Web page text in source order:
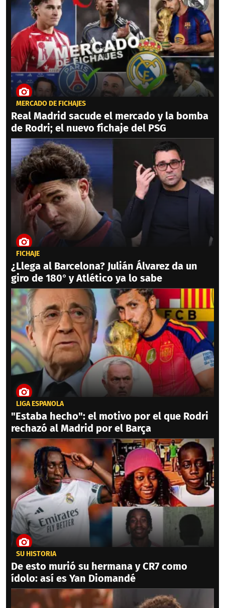
MERCADO DE FICHAJES
Real Madrid sacude el mercado y la bomba
de Rodri; el nuevo fichaje del PSG
FICHAJE
¿Llega al Barcelona? Julián Álvarez da un
giro de 180° y Atlético ya lo sabe
LIGA ESPAÑOLA
"Estaba hecho": el motivo por el que Rodri
rechazó al Madrid por el Barça
SU HISTORIA
De esto murió su hermana y CR7 como
ídolo: así es Yan Diomandé